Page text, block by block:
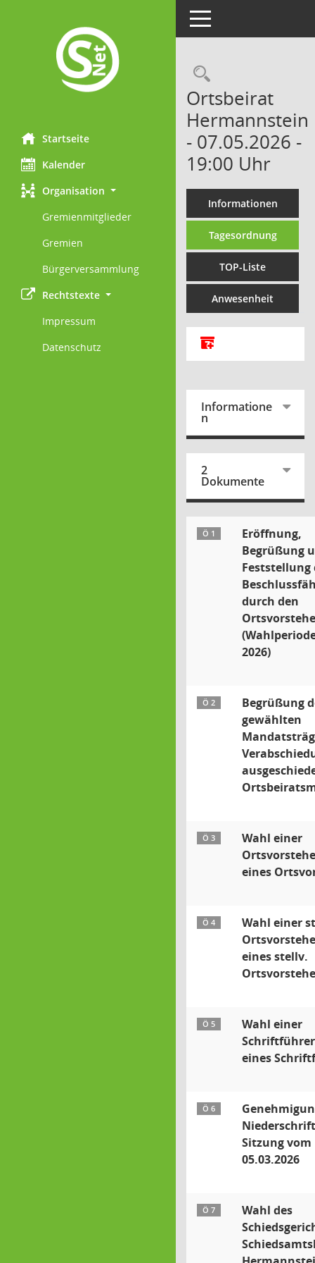
Startseite
Kalender
Organisation
Gremienmitglieder
Gremien
Bürgerversammlung
Rechtstexte
Impressum
Datenschutz
Toggle navigation
Ortsbeirat
Hermannstein
- 07.05.2026 -
19:00 Uhr
Informationen
Tagesordnung
TOP-Liste
Anwesenheit
Alle Dokumente zu
Informatione
n
2
Dokumente
Ö 1
Eröffnung,
Begrüßung
Feststellung
durch den
2026)
Ö 2
Begrüßung
gewählten
Ö 3
Wahl einer
eines
Ö 4
Wahl einer
eines stellv.
Ö 5
Wahl einer
eines
Ö 6
Sitzung vom
05.03.2026
Ö 7
Wahl des